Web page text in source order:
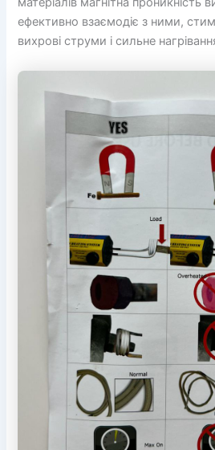
ефективно взаємодіє з ними,
вихрові струми і сильне